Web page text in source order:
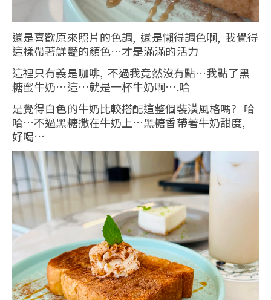
還是喜歡原來照片的色調, 還是懶得調色啊, 我覺得
這樣帶著鮮豔的顏色…才是滿滿的活力
這裡只有義是咖啡, 不過我竟然沒有點…我點了黑
糖蜜牛奶…這…就是一杯牛奶啊….哈
是覺得白色的牛奶比較搭配這整個裝潢風格嗎? 哈
哈…不過黑糖撒在牛奶上…黑糖香帶著牛奶甜度,
好喝…